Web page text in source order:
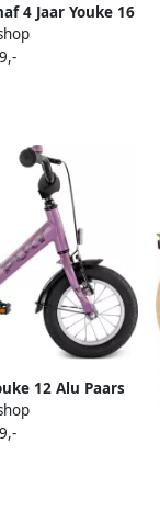
4 Jaar Youke 16
12 Alu Paars
Unisex Purple